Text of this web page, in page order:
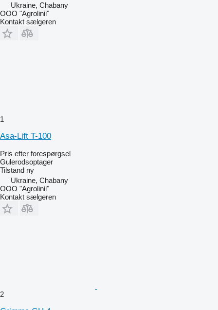
Ukraine, Chabany
OOO "Agrolinii"
Kontakt sælgeren
1
Asa-Lift T-100
Pris efter forespørgsel
Gulerodsoptager
Tilstand ny
Ukraine, Chabany
OOO "Agrolinii"
Kontakt sælgeren
2